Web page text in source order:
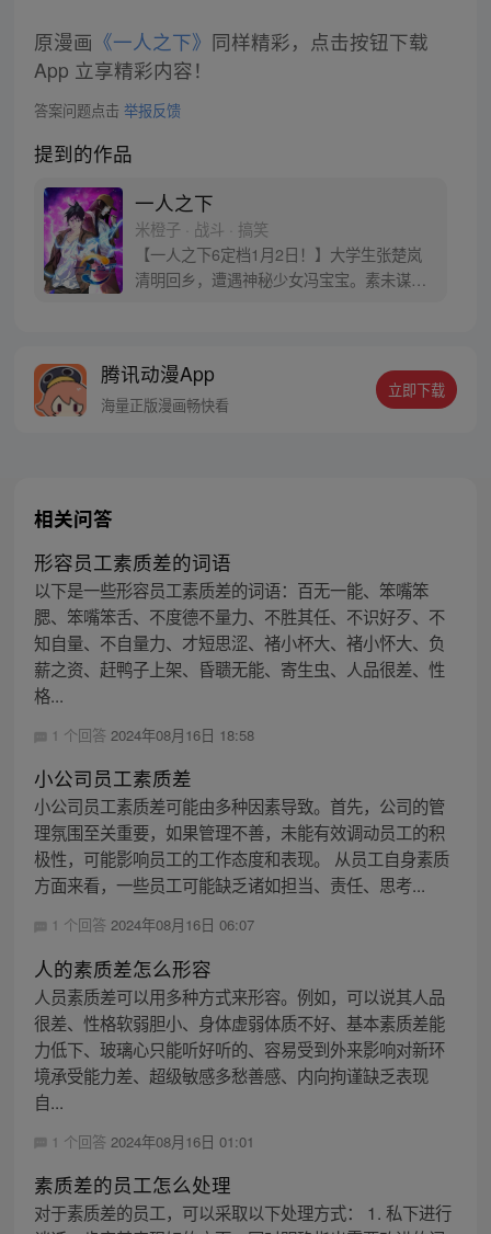
原漫画 《一人之下》 同样精彩，点击按钮下载
App 立享精彩内容！
答案问题点击 举报反馈
提到的作品
一人之下
米橙子 · 战斗 · 搞笑
【一人之下6定档1月2日！】大学生张楚岚
清明回乡，遭遇神秘少女冯宝宝。素未谋面
密，张楚岚的生活被彻底颠覆，与冯宝宝一
同踏上“异人”之旅。
腾讯动漫App
海量正版漫画畅快看
立即下载
相关问答
形容员工素质差的词语
以下是一些形容员工素质差的词语：百无一能、笨嘴笨
腮、笨嘴笨舌、不度德不量力、不胜其任、不识好歹、不
知自量、不自量力、才短思涩、褚小杯大、褚小怀大、负
薪之资、赶鸭子上架、昏聩无能、寄生虫、人品很差、性
格...
1 个回答 2024年08月16日 18:58
小公司员工素质差
小公司员工素质差可能由多种因素导致。首先，公司的管
理氛围至关重要，如果管理不善，未能有效调动员工的积
极性，可能影响员工的工作态度和表现。 从员工自身素质
方面来看，一些员工可能缺乏诸如担当、责任、思考...
1 个回答 2024年08月16日 06:07
人的素质差怎么形容
人员素质差可以用多种方式来形容。例如，可以说其人品
很差、性格软弱胆小、身体虚弱体质不好、基本素质差能
力低下、玻璃心只能听好听的、容易受到外来影响对新环
境承受能力差、超级敏感多愁善感、内向拘谨缺乏表现
自...
1 个回答 2024年08月16日 01:01
素质差的员工怎么处理
对于素质差的员工，可以采取以下处理方式： 1. 私下进行